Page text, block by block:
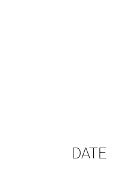
DATE